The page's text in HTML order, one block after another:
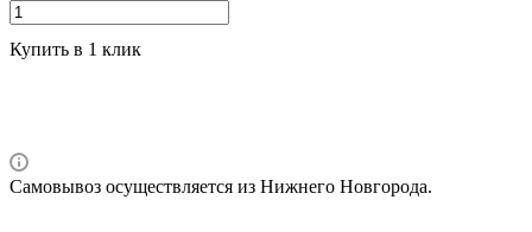
Купить в 1 клик
Самовывоз осуществляется из Нижнего Новгорода.